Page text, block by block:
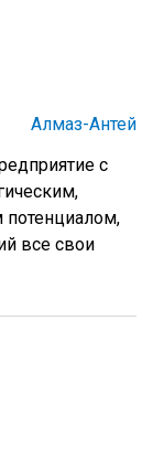
Алмаз-Антей
c
потенциалом,
все свои